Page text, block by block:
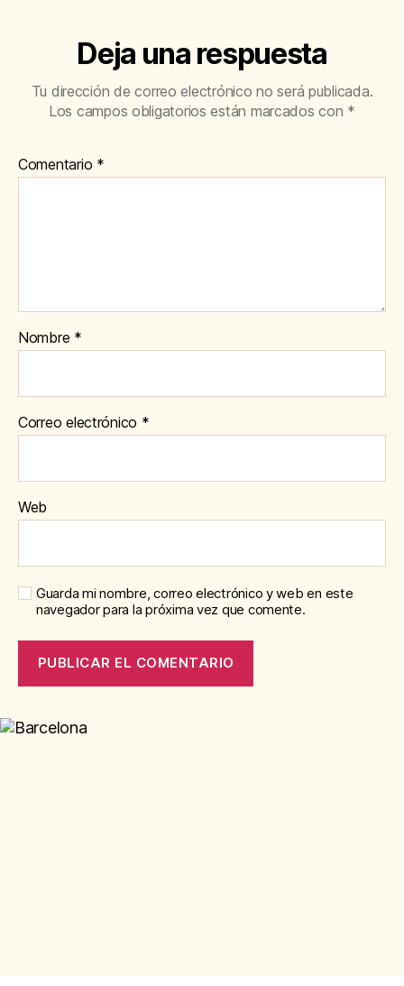
Deja una respuesta
Tu dirección de correo electrónico no será publicada.
Los campos obligatorios están marcados con *
Comentario *
Nombre *
Correo electrónico *
Web
Guarda mi nombre, correo electrónico y web en este
navegador para la próxima vez que comente.